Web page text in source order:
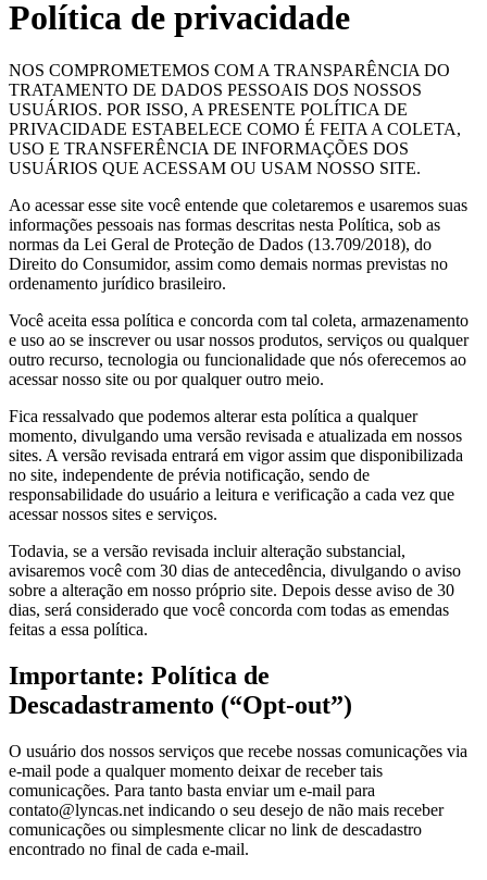
Política de privacidade
NOS COMPROMETEMOS COM A TRANSPARÊNCIA DO
TRATAMENTO DE DADOS PESSOAIS DOS NOSSOS
USUÁRIOS. POR ISSO, A PRESENTE POLÍTICA DE
PRIVACIDADE ESTABELECE COMO É FEITA A COLETA,
USO E TRANSFERÊNCIA DE INFORMAÇÕES DOS
USUÁRIOS QUE ACESSAM OU USAM NOSSO SITE.
Ao acessar esse site você entende que coletaremos e usaremos suas
informações pessoais nas formas descritas nesta Política, sob as
normas da Lei Geral de Proteção de Dados (13.709/2018), do
Direito do Consumidor, assim como demais normas previstas no
ordenamento jurídico brasileiro.
Você aceita essa política e concorda com tal coleta, armazenamento
e uso ao se inscrever ou usar nossos produtos, serviços ou qualquer
outro recurso, tecnologia ou funcionalidade que nós oferecemos ao
acessar nosso site ou por qualquer outro meio.
Fica ressalvado que podemos alterar esta política a qualquer
momento, divulgando uma versão revisada e atualizada em nossos
sites. A versão revisada entrará em vigor assim que disponibilizada
no site, independente de prévia notificação, sendo de
responsabilidade do usuário a leitura e verificação a cada vez que
acessar nossos sites e serviços.
Todavia, se a versão revisada incluir alteração substancial,
avisaremos você com 30 dias de antecedência, divulgando o aviso
sobre a alteração em nosso próprio site. Depois desse aviso de 30
dias, será considerado que você concorda com todas as emendas
feitas a essa política.
Importante: Política de
Descadastramento (“Opt-out”)
O usuário dos nossos serviços que recebe nossas comunicações via
e-mail pode a qualquer momento deixar de receber tais
comunicações. Para tanto basta enviar um e-mail para
contato@lyncas.net indicando o seu desejo de não mais receber
comunicações ou simplesmente clicar no link de descadastro
encontrado no final de cada e-mail.